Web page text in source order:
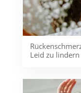
Leid zu lindern